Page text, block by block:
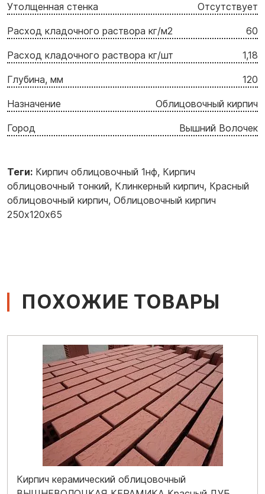
Утолщенная стенка Отсутствует
Расход кладочного раствора кг/м2 60
Расход кладочного раствора кг/шт 1,18
Глубина, мм 120
Назначение Облицовочный кирпич
Город Вышний Волочек
Теги: Кирпич облицовочный 1нф, Кирпич
облицовочный тонкий, Клинкерный кирпич, Красный
облицовочный кирпич, Облицовочный кирпич
250х120х65
ПОХОЖИЕ ТОВАРЫ
Кирпич керамический облицовочный